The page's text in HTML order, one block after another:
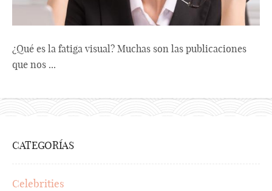
¿Qué es la fatiga visual? Muchas son las publicaciones
que nos ...
CATEGORÍAS
Celebrities